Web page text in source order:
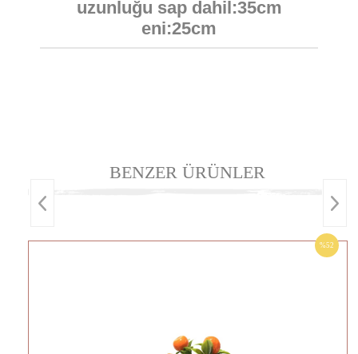
uzunluğu sap dahil:35cm
eni:25cm
BENZER ÜRÜNLER
%52